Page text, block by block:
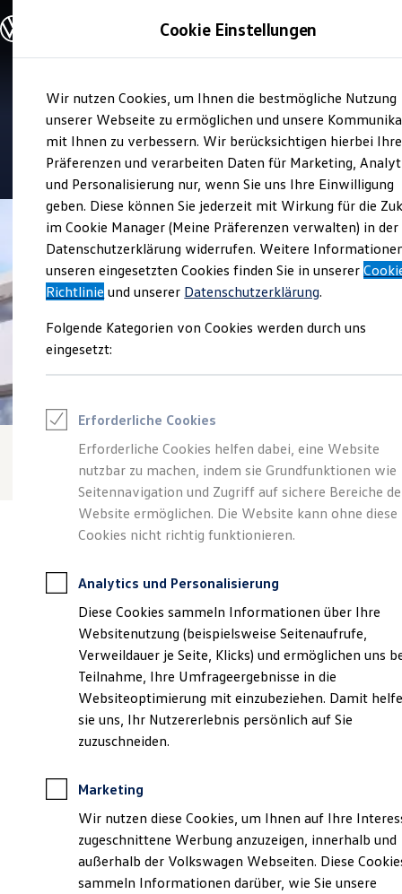
Hauptinhalt
springen
Footer
springen
Modelle und Konfigurator
Modelle vergleichen
Elektroautos
ENERGY Sondermodelle
Nutzfahrzeuge
SUV und CUV
Familienautos
Kombis
Kompaktwagen
Sportwagen
Schnell verfügbare Fahrzeuge
Angebote und Produkte
Aktuelle Angebote
E-Auto-Förderung
Volkswagen Marktplatz
Junge Gebrauchtwagen und Gebrauchtwagen
Volkswagen Zertifizierte Gebrauchtwagen
Zubehör- und Serviceangebote
Leasing
Leasing-Angebote
Gebrauchtwagen Leasing
Junge Gebrauchtwagen-Leasing
Elektroauto Leasing
Kleinwagen-Leasing
Leasing ohne Anzahlung
Finanzierung
Kfz-Versicherung
Restschuldversicherungen
Garantien
Wartungsverträge
Geschäftskunden
Professional Class bei Volkswagen
Großkunden
Behörden
Direktkunden
Sonderfahrzeuge
Anpfiff zum Gewinn
Elektroautos
ID. Tutorials
Elektrofahrzeugkonzepte
Reichweite
Reichweite der ID. Modelle
Reichweite im Winter
Verkauf und Service
Autohaus Heinicke
4.9| 284 Bewertungen
Verantwortlich für die Inhalte auf dieser Seite ist die Autohaus
Heinicke GmbH & Co. KG (Impressum & Rechtliches)
An der Zuckerfabrik 1, 39356 Weferlingen
info@autohaus-heinicke.de
Montag
Sonntag
Geschlossen
Cookie Einstellungen
Wir nutzen Cookies, um Ihnen die bestmögliche Nutzung
unserer Webseite zu ermöglichen und unsere
mit Ihnen zu verbessern. Wir berücksichtigen hierbei Ihre
Präferenzen und verarbeiten Daten für Marketing,
und Personalisierung nur, wenn Sie uns Ihre Einwilligung
geben. Diese können Sie jederzeit mit Wirkung für die
im Cookie Manager (Meine Präferenzen verwalten) in der
Datenschutzerklärung widerrufen. Weitere
unseren eingesetzten Cookies finden Sie in unserer
Richtlinie und unserer Datenschutzerklärung.
Folgende Kategorien von Cookies werden durch uns
eingesetzt:
Erforderliche Cookies
Erforderliche Cookies helfen dabei, eine Website
nutzbar zu machen, indem sie Grundfunktionen wie
Seitennavigation und Zugriff auf sichere Bereiche
Website ermöglichen. Die Website kann ohne diese
Cookies nicht richtig funktionieren.
Analytics und Personalisierung
Diese Cookies sammeln Informationen über Ihre
Websitenutzung (beispielsweise Seitenaufrufe,
Verweildauer je Seite, Klicks) und ermöglichen uns
Teilnahme, Ihre Umfrageergebnisse in die
Websiteoptimierung mit einzubeziehen. Damit
sie uns, Ihr Nutzererlebnis persönlich auf Sie
zuzuschneiden.
Marketing
Wir nutzen diese Cookies, um Ihnen auf Ihre
zugeschnittene Werbung anzuzeigen, innerhalb und
außerhalb der Volkswagen Webseiten. Diese
sammeln Informationen darüber, wie Sie unsere